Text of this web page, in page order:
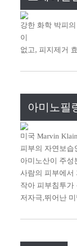
강한 화학 박피
이
없고, 피지제거
아미노필
미국 Marvin
피부의 자연보습
아미노산이 주성
사람의 피부에서
작아 피부침투가
저자극,뛰어난